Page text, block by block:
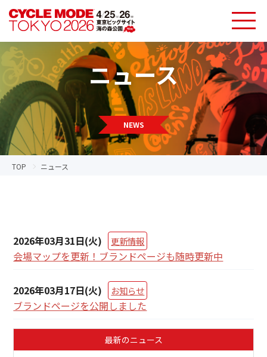
ニュース
NEWS
TOP ニュース
2026年03月31日(火) 更新情報
会場マップを更新！ブランドページも随時更新中
2026年03月17日(火) お知らせ
ブランドページを公開しました
最新のニュース